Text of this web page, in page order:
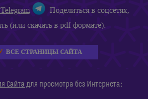
Поделиться в соцсетях,
(или скачать в pdf-формате):
ВСЕ СТРАНИЦЫ САЙТА
Сайта для просмотра без Интернета: